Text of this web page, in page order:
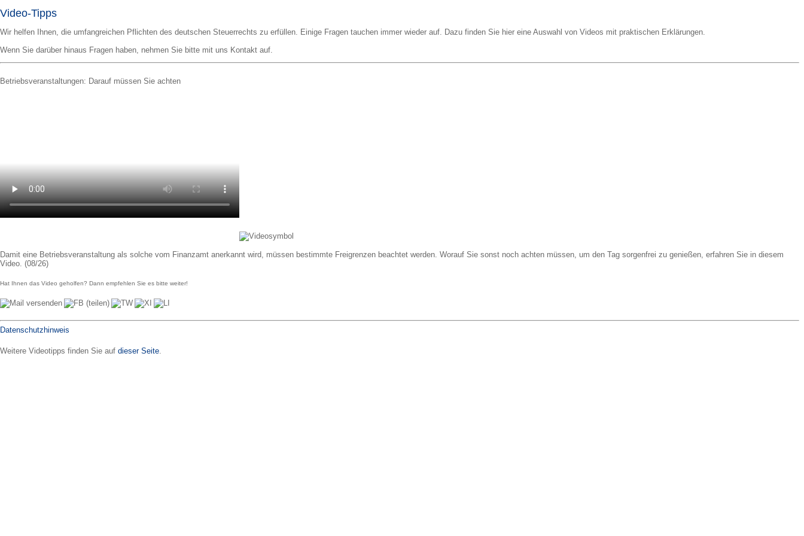
Video-Tipps
Wir helfen Ihnen, die umfangreichen Pflichten des deutschen Steuerrechts zu erfüllen. Einige Fragen tauchen immer wieder auf. Dazu finden Sie hier eine Auswahl von Videos mit praktischen Erklärungen.
Wenn Sie darüber hinaus Fragen haben, nehmen Sie bitte mit uns Kontakt auf.
Betriebsveranstaltungen: Darauf müssen Sie achten
Damit eine Betriebsveranstaltung als solche vom Finanzamt anerkannt wird, müssen bestimmte Freigrenzen beachtet werden. Worauf Sie sonst noch achten müssen, um den Tag sorgenfrei zu genießen, erfahren Sie in diesem
Video. (08/26)
Hat Ihnen das Video geholfen? Dann empfehlen Sie es bitte weiter!
Datenschutzhinweis
Weitere Videotipps finden Sie auf dieser Seite